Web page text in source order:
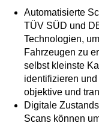
Automatisierte
TÜV SÜD und
Technologien,
Fahrzeugen zu
selbst kleinste
identifizieren
objektive und
Digitale
Scans können